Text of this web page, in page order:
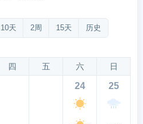
10天 2周 15天 历史
四 五 六 日
24 25